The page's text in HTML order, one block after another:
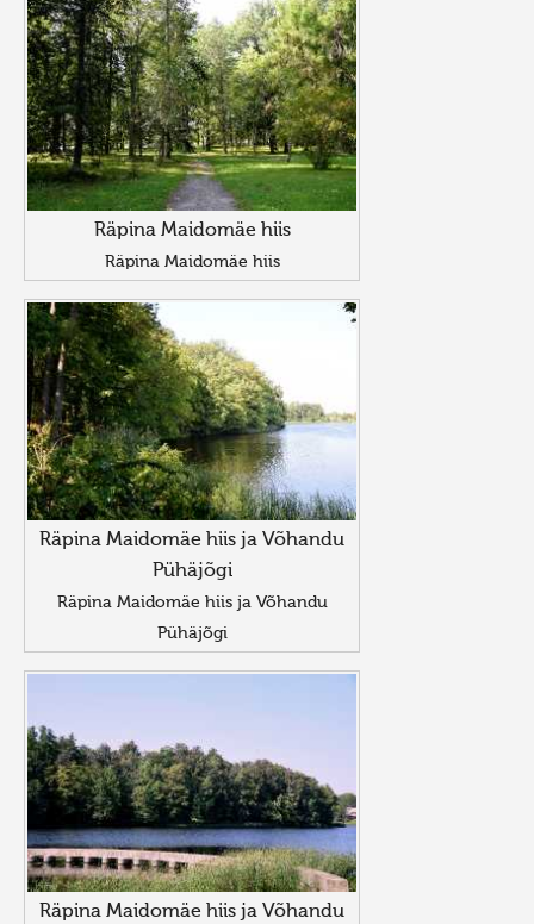
Räpina Maidomäe hiis
Räpina Maidomäe hiis
Räpina Maidomäe hiis ja Võhandu
Pühäjõgi
Räpina Maidomäe hiis ja Võhandu
Pühäjõgi
Räpina Maidomäe hiis ja Võhandu